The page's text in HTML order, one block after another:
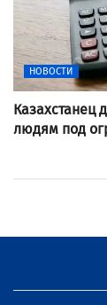
НОВОСТИ
Казахстанец
людям под